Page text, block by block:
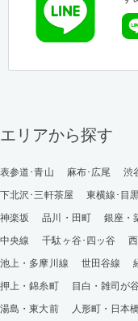
エリアから探す
表参道･青山 麻布･広尾 渋
下北沢･三軒茶屋
東横線･目
神楽坂
品川・田町 銀座・
中央線
千駄ヶ谷･四ッ谷
池上・多摩川線
世田谷線
押上・錦糸町
目白・雑司が
湯島・東大前
人形町・日本